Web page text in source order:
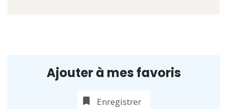
Ajouter à mes favoris
Enregistrer